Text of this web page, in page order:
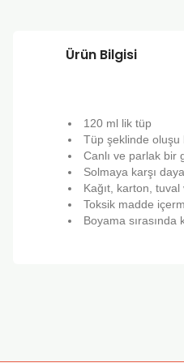
Ürün Bilgisi
120 ml lik tüp
Tüp şeklinde oluşu
Canlı ve parlak bir
Solmaya karşı
Kağıt, karton,
Toksik madde
Boyama